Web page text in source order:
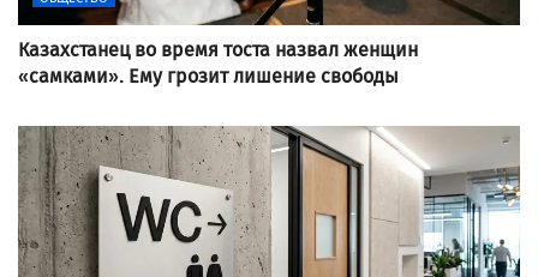
Казахстанец во время тоста назвал женщин
«самками». Ему грозит лишение свободы